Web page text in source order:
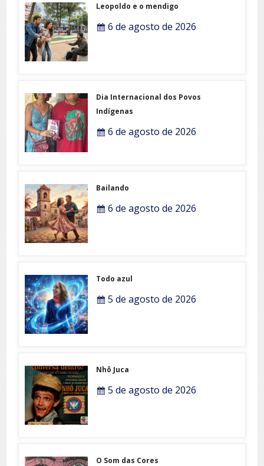
Leopoldo e o mendigo
6 de agosto de 2026
Dia Internacional dos Povos
Indígenas
6 de agosto de 2026
Bailando
6 de agosto de 2026
Todo azul
5 de agosto de 2026
Nhô Juca
5 de agosto de 2026
O Som das Cores